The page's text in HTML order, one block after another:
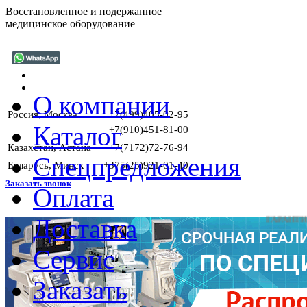
Восстановленное и подержанное
медицинское оборудование
Россия, Москва
+7(499)405-02-95
+7(910)451-81-00
Казахстан, Астана
+7(7172)72-76-94
Беларусь, Минск
+375(25)921-01-40
Заказать звонок
ГАРАНТИИ
О компании
Каталог
Спецпредложения
Оплата
Доставка
Сервис
Заказать